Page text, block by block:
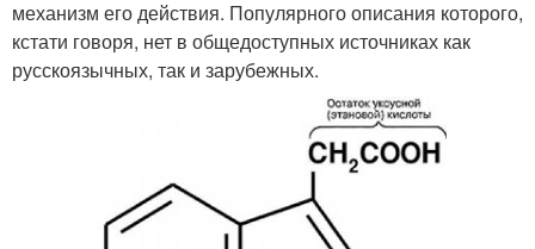
Уксус от сорняков Сорняки на огороде
сорняков
механизм его действия. Популярного описания которого,
кстати говоря, нет в общедоступных источниках как
русскоязычных, так и зарубежных.